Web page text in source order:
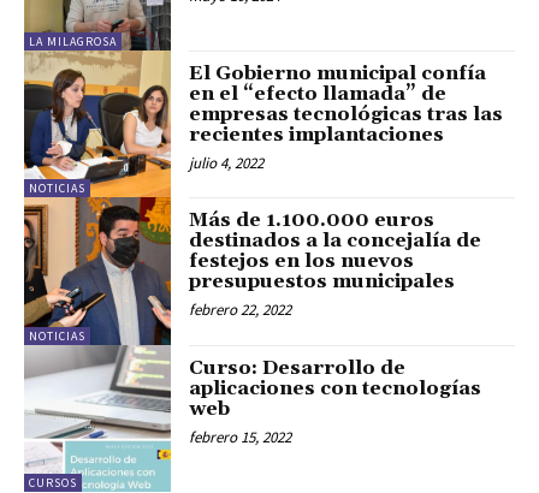
LA MILAGROSA
NOTICIAS
El Gobierno municipal confía
en el “efecto llamada” de
empresas tecnológicas tras las
recientes implantaciones
julio 4, 2022
NOTICIAS
Más de 1.100.000 euros
destinados a la concejalía de
festejos en los nuevos
presupuestos municipales
febrero 22, 2022
CURSOS
Curso: Desarrollo de
aplicaciones con tecnologías
web
febrero 15, 2022